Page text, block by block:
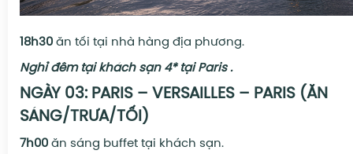
18h30 ăn tối tại nhà hàng địa phương.
Nghỉ đêm tại khách sạn 4* tại Paris .
NGÀY 03: PARIS – VERSAILLES – PARIS (ĂN
SÁNG/TRƯA/TỐI)
7h00 ăn sáng buffet tại khách sạn.